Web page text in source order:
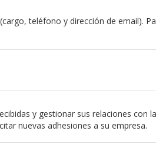
teléfono y dirección de email).
y gestionar sus relaciones con
nuevas adhesiones a su empresa.